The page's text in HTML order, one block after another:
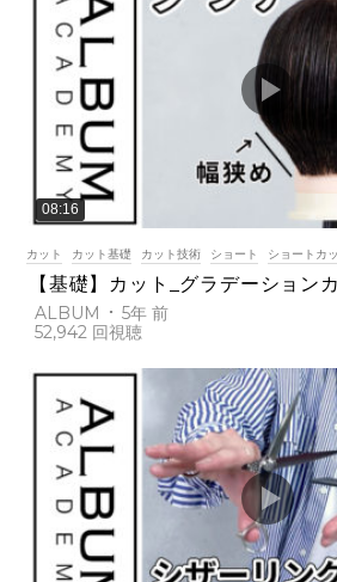
08:16
カット カット基礎 カット技術 ショート ショートカ
【基礎】カット_グラデーション
ALBUM
5年 前
52,942